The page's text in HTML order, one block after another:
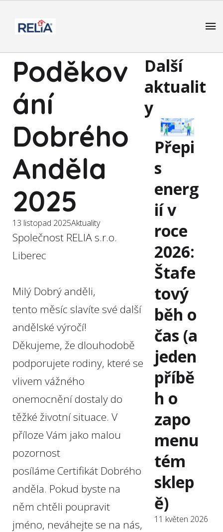
Poděkov
ání
Dobrého
Anděla
2025
13 listopad 2025Aktuality
Společnost RELIA s.r.o.
Liberec
Milý Dobrý anděli,
tento měsíc slavíte své další
andělské výročí!
Děkujeme, že dlouhodobě
podporujete rodiny, které se
vlivem vážného
onemocnění dostaly do
těžké životní situace. V
příloze Vám jako malou
pozornost
posíláme Certifikát Dobrého
anděla. Pokud byste na
něm chtěli poupravit
jméno, neváhejte se na nás,
Další
aktualit
y
Přepi
s
energ
ií v
roce
2026:
Štafe
tový
běh o
čas (a
jeden
příbě
h o
zapo
menu
tém
sklep
ě)
11 květen 2026